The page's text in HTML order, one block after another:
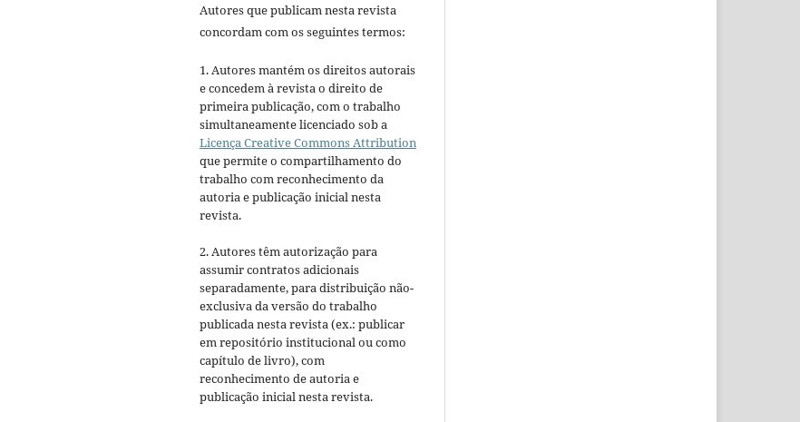
Autores que publicam nesta revista
concordam com os seguintes termos:
1. Autores mantém os direitos autorais
e concedem à revista o direito de
primeira publicação, com o trabalho
simultaneamente licenciado sob a
Licença Creative Commons Attribution
que permite o compartilhamento do
trabalho com reconhecimento da
autoria e publicação inicial nesta
revista.
2. Autores têm autorização para
assumir contratos adicionais
separadamente, para distribuição não-
exclusiva da versão do trabalho
publicada nesta revista (ex.: publicar
em repositório institucional ou como
capítulo de livro), com
reconhecimento de autoria e
publicação inicial nesta revista.